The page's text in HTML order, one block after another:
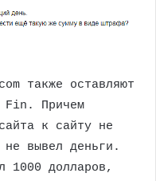
также оставляют
Fin. Причем
к сайту не
вывел деньги.
1000 долларов,